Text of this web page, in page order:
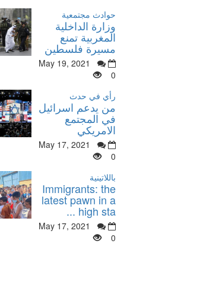
حوادث مجتمعية
وزارة الداخلية
المغربية تمنع
مسيرة فلسطين
May 19, 2021
0
رأي في حدث
من يدعم اسرائيل
في المجتمع
الامريكي
May 17, 2021
0
باللاتينية
Immigrants: the
latest pawn in a
high sta ...
May 17, 2021
0